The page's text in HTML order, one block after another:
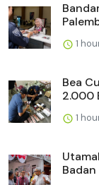
1
Bea
2.000
1